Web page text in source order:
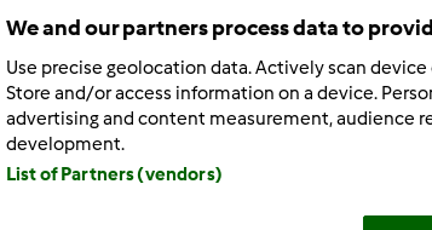
We and our partners process data to
Use precise geolocation data. Actively scan
Store and/or access information on a device.
advertising and content measurement, audience
development.
List of Partners (vendors)